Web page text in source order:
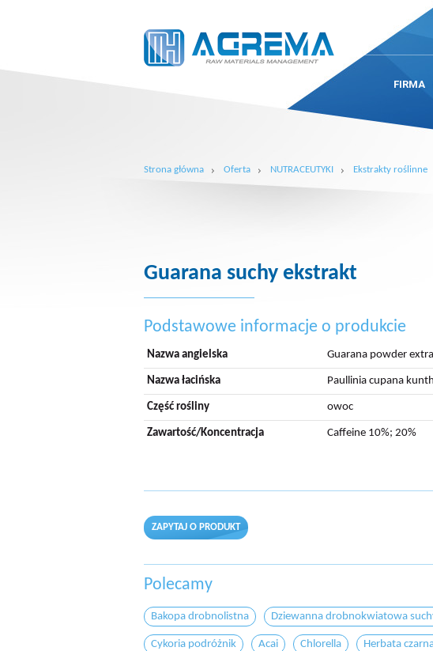
FIRMA
Strona główna Oferta NUTRACEUTYKI Ekstrakty roślinne
Guarana suchy ekstrakt
Podstawowe informacje o produkcie
Nazwa angielska Guarana powder
Nazwa łacińska Paullinia cupana kunth
Część rośliny owoc
Zawartość/Koncentracja Caffeine 10%; 20%
ZAPYTAJ O PRODUKT
Polecamy
Bakopa drobnolistna Dziewanna drobnokwiatowa
Cykoria podróżnik Acai Chlorella Herbata